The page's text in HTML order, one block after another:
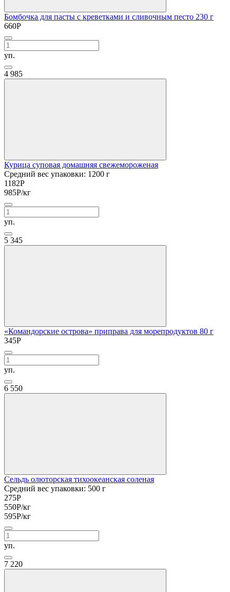
Бомбочка для пасты с креветками и сливочным песто 230 г
660Р
уп.
4 985
Курица суповая домашняя свежемороженая
Средний вес упаковки: 1200 г
1182Р
985Р/кг
уп.
5 345
«Командорские острова» приправа для морепродуктов 80 г
345Р
уп.
6 550
Сельдь олюторская тихоокеанская соленая
Средний вес упаковки: 500 г
275Р
550Р/кг
595Р/кг
уп.
7 220